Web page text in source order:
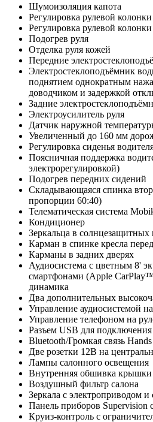
Шумоизоляция капота
Регулировка рулевой
Регулировка рулевой
Подогрев руля
Отделка руля кожей
Передние
Электростеклоподъёмник
поднятием однократным
доводчиком и задержкой
Задние
Электроусилитель руля
Датчик наружной
Увеличенный до 160 мм
Регулировка сиденья
Поясничная поддержка
электрорегулировкой)
Подогрев передних сидений
Складывающаяся спинка
пропорции 60:40)
Телематическая система
Кондиционер
Зеркальца в солнцезащитных
Карман в спинке кресла
Карманы в задних дверях
Аудиосистема с цветным 8'
смартфонами (Apple
динамика
Два дополнительных
Управление аудиосистемой
Управление телефоном на
Разъем USB для
Bluetooth/Громкая связь
Две розетки 12В на
Лампы салонного освещения
Внутренняя обшивка крышки
Воздушный фильтр салона
Зеркала с электроприводом и
Панель приборов Supervision
Круиз-контроль с